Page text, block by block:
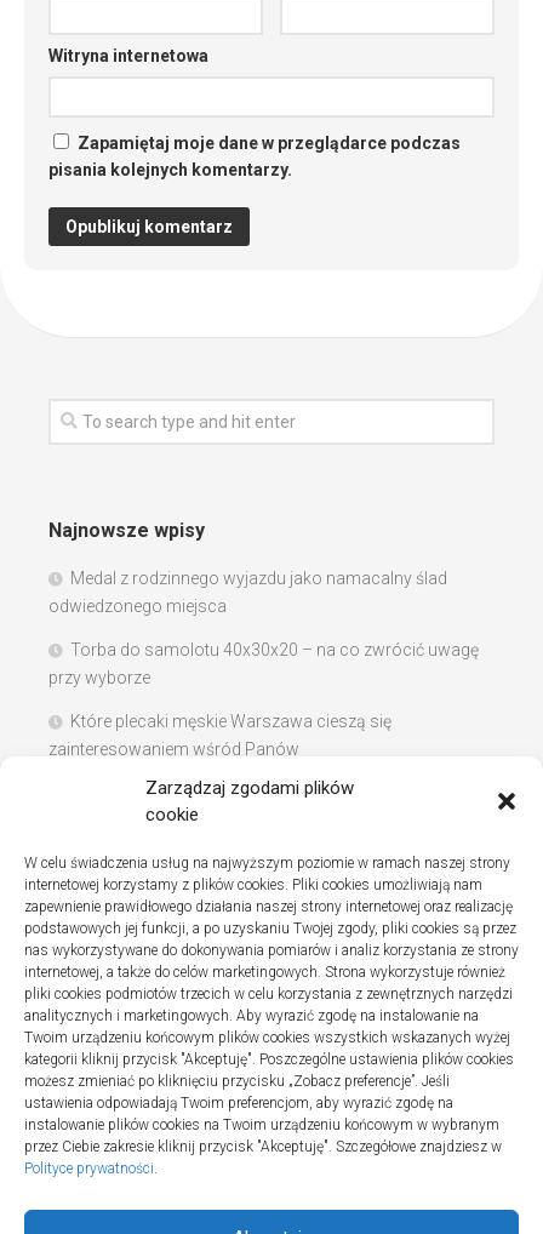
Zarządzaj zgodami plików
cookie
W celu świadczenia usług na najwyższym poziomie w ramach naszej strony
internetowej korzystamy z plików cookies. Pliki cookies umożliwiają nam
zapewnienie prawidłowego działania naszej strony internetowej oraz realizację
podstawowych jej funkcji, a po uzyskaniu Twojej zgody, pliki cookies są przez
nas wykorzystywane do dokonywania pomiarów i analiz korzystania ze strony
internetowej, a także do celów marketingowych. Strona wykorzystuje również
pliki cookies podmiotów trzecich w celu korzystania z zewnętrznych narzędzi
analitycznych i marketingowych. Aby wyrazić zgodę na instalowanie na
Twoim urządzeniu końcowym plików cookies wszystkich wskazanych wyżej
kategorii kliknij przycisk "Akceptuję". Poszczególne ustawienia plików cookies
możesz zmieniać po kliknięciu przycisku „Zobacz preferencje”. Jeśli
ustawienia odpowiadają Twoim preferencjom, aby wyrazić zgodę na
instalowanie plików cookies na Twoim urządzeniu końcowym w wybranym
przez Ciebie zakresie kliknij przycisk "Akceptuję". Szczegółowe znajdziesz w
Polityce prywatności.
Witryna internetowa
Zapamiętaj moje dane w przeglądarce podczas
pisania kolejnych komentarzy.
Najnowsze wpisy
Medal z rodzinnego wyjazdu jako namacalny ślad
odwiedzonego miejsca
Torba do samolotu 40x30x20 – na co zwrócić uwagę
przy wyborze
Które plecaki męskie Warszawa cieszą się
zainteresowaniem wśród Panów
Instalacje sanitarne w szpitalach – jak wybrać dobrą
Na co zwracać uwagę podczas szukania noclegów
nad Bałtykiem
Najnowsze komentarze
GosiaoFizjoterapia – jak ekspresowo przywrócić
sprawność po urazie?